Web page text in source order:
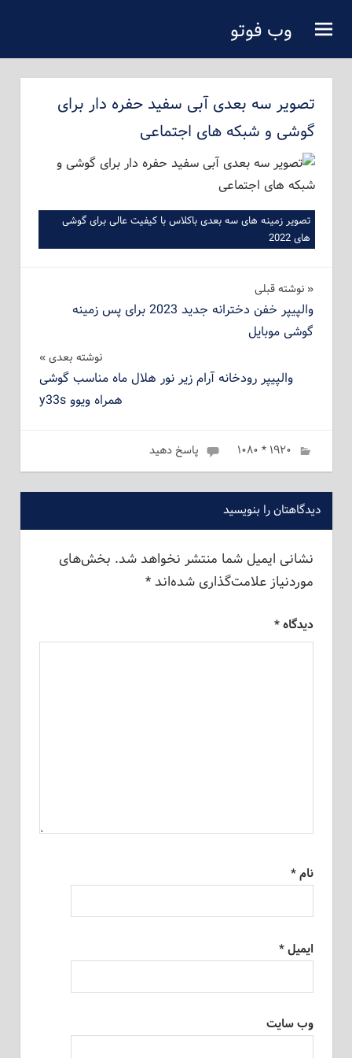
محتوای
اصلی
وب فوتو
تصویر سه بعدی آبی سفید حفره دار برای
گوشی و شبکه های اجتماعی
تصویر زمینه های سه بعدی باکلاس با کیفیت عالی برای گوشی
های 2022
راهبری
نوشته
نوشته‌ قبلی
والپیپر خفن دخترانه جدید 2023 برای پس زمینه
گوشی موبایل
نوشته بعدی
والپیپر رودخانه آرام زیر نور هلال ماه مناسب گوشی
همراه ویوو y33s
ژانویه 6, 2023
admin
۱۹۲۰ * ۱۰۸۰ پاسخ دهید
دیدگاهتان را بنویسید
نشانی ایمیل شما منتشر نخواهد شد. بخش‌های
موردنیاز علامت‌گذاری شده‌اند*
دیدگاه*
نام*
ایمیل*
وب‌ سایت